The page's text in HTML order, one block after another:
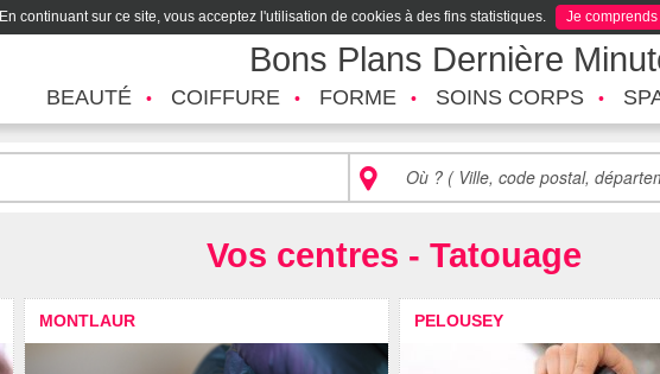
En continuant sur ce site, vous acceptez l'utilisation de cookies à des fins statistiques. Je comprends
Bons Plans Dernière
BEAUTÉ COIFFURE FORME SOINS CORPS
Vos centres - Tatouage
MONTLAUR PELOUSEY